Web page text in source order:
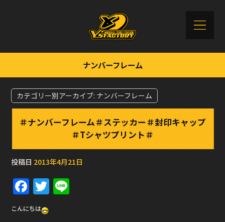
ナンバーフレーム
カテゴリー別アーカイブ: ナンバーフレーム
＃ナンバーフレーム＃ステッカー＃封印キャップ
＃Tシャツプリント＃
投稿日 2013年4月21日
F
a
T
w
こんにちは